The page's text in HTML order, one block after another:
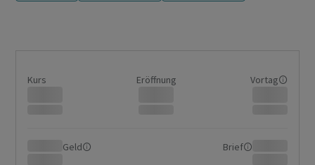
Kurs Eröffnung Vortag
Geld Brief